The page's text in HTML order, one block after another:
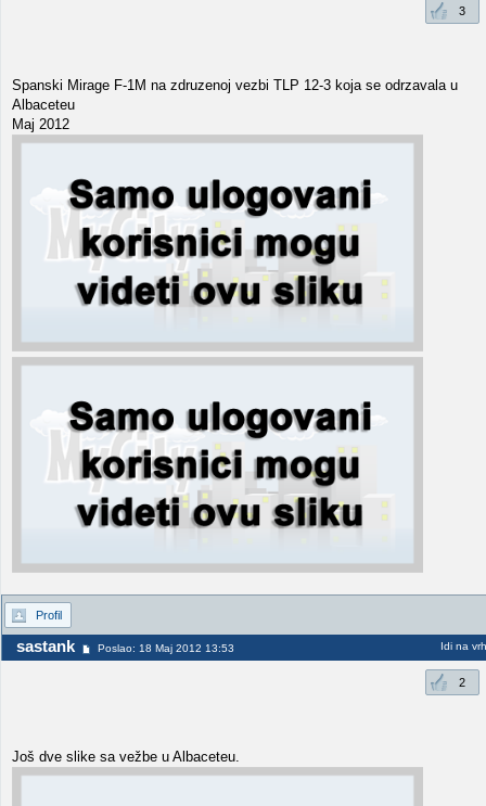
3
Spanski Mirage F-1M na zdruzenoj vezbi TLP 12-3 koja se odrzavala u
Albaceteu
Maj 2012
Profil
sastank Poslao: 18 Maj 2012 13:53 Idi na vrh
2
Još dve slike sa vežbe u Albaceteu.